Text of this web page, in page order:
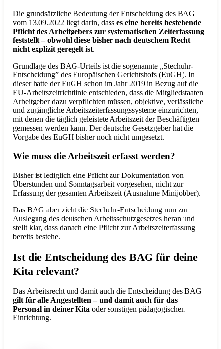
Die grundsätzliche Bedeutung der Entscheidung des BAG
vom 13.09.2022 liegt darin, dass es eine bereits bestehende
Pflicht des Arbeitgebers zur systematischen Zeiterfassung
feststellt – obwohl diese bisher nach deutschem Recht
nicht explizit geregelt ist.
Grundlage des BAG-Urteils ist die sogenannte „Stechuhr-
Entscheidung” des Europäischen Gerichtshofs (EuGH). In
dieser hatte der EuGH schon im Jahr 2019 in Bezug auf die
EU-Arbeitszeitrichtlinie entschieden, dass die Mitgliedstaaten
Arbeitgeber dazu verpflichten müssen, objektive, verlässliche
und zugängliche Arbeitszeiterfassungssysteme einzurichten,
mit denen die täglich geleistete Arbeitszeit der Beschäftigten
gemessen werden kann. Der deutsche Gesetzgeber hat die
Vorgabe des EuGH bisher noch nicht umgesetzt.
Wie muss die Arbeitszeit erfasst werden?
Bisher ist lediglich eine Pflicht zur Dokumentation von
Überstunden und Sonntagsarbeit vorgesehen, nicht zur
Erfassung der gesamten Arbeitszeit (Ausnahme Minijobber).
Das BAG aber zieht die Stechuhr-Entscheidung nun zur
Auslegung des deutschen Arbeitsschutzgesetzes heran und
stellt klar, dass danach eine Pflicht zur Arbeitszeiterfassung
bereits bestehe.
Ist die Entscheidung des BAG für deine
Kita relevant?
Das Arbeitsrecht und damit auch die Entscheidung des BAG
gilt für alle Angestellten – und damit auch für das
Personal in deiner Kita oder sonstigen pädagogischen
Einrichtung.